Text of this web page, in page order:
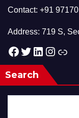
Contact: +91
Address: 719 S,
Facebook Twitter LinkedIn Instagram Link
Search